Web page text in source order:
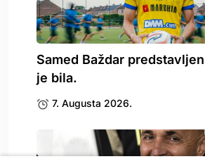
Samed Baždar
je bila.
7. Augusta 2026.